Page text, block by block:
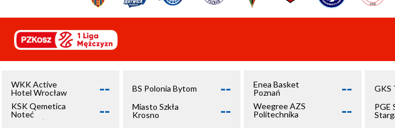
WKK Active
Hotel Wrocław
--
KSK Qemetica
Noteć
Inowrocław
--
BS Polonia Bytom --
Miasto Szkła
Krosno
--
Enea Basket
Poznań
--
Weegree AZS
Politechnika
--
GKS
PGE